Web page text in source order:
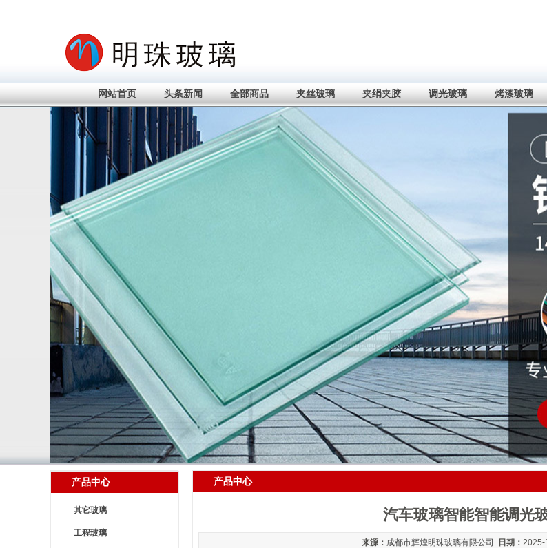
网站首页 头条新闻 全部商品 夹丝玻璃 夹绢夹胶 调光玻璃 烤漆玻璃
产品中心
其它玻璃
工程玻璃
产品中心
汽车玻璃智能智能调光
来源： 成都市辉煌明珠玻璃有限公司 日期： 2025-